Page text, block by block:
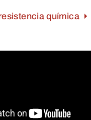
química